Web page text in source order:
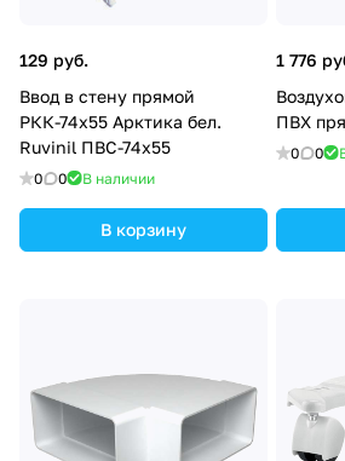
129 руб.
Ввод в стену прямой
РКК-74х55 Арктика бел.
Ruvinil ПВС-74х55
0 0 В наличии
В корзину
1 776
ПВХ
0 0